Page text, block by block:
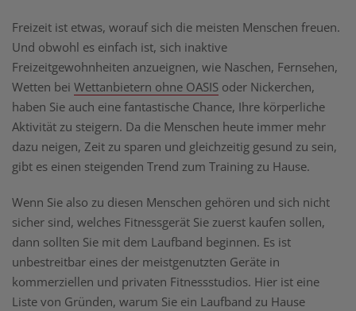
Freizeit ist etwas, worauf sich die meisten Menschen freuen.
Und obwohl es einfach ist, sich inaktive
Freizeitgewohnheiten anzueignen, wie Naschen, Fernsehen,
Wetten bei Wettanbietern ohne OASIS oder Nickerchen,
haben Sie auch eine fantastische Chance, Ihre körperliche
Aktivität zu steigern. Da die Menschen heute immer mehr
dazu neigen, Zeit zu sparen und gleichzeitig gesund zu sein,
gibt es einen steigenden Trend zum Training zu Hause.
Wenn Sie also zu diesen Menschen gehören und sich nicht
sicher sind, welches Fitnessgerät Sie zuerst kaufen sollen,
dann sollten Sie mit dem Laufband beginnen. Es ist
unbestreitbar eines der meistgenutzten Geräte in
kommerziellen und privaten Fitnessstudios. Hier ist eine
Liste von Gründen, warum Sie ein Laufband zu Hause